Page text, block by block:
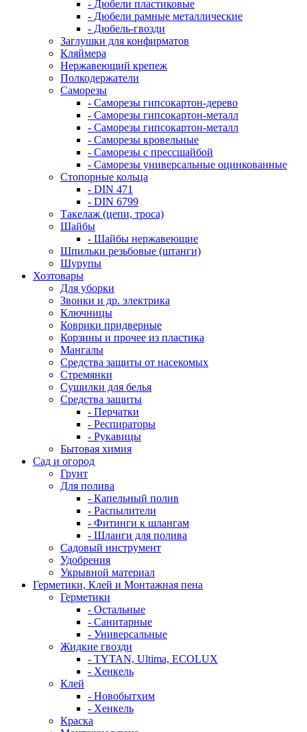
- Дюбели пластиковые
- Дюбели рамные металлические
- Дюбель-гвозди
Заглушки для конфирматов
Кляймера
Нержавеющий крепеж
Полкодержатели
Саморезы
- Саморезы гипсокартон-дерево
- Саморезы гипсокартон-металл
- Саморезы гипсокартон-металл
- Саморезы кровельные
- Саморезы с прессшайбой
- Саморезы универсальные оцинкованные
Стопорные кольца
- DIN 471
- DIN 6799
Такелаж (цепи, троса)
Шайбы
- Шайбы нержавеющие
Шпильки резьбовые (штанги)
Шурупы
Хозтовары
Для уборки
Звонки и др. электрика
Ключницы
Коврики придверные
Корзины и прочее из пластика
Мангалы
Средства защиты от насекомых
Стремянки
Сушилки для белья
Средства защиты
- Перчатки
- Респираторы
- Рукавицы
Бытовая химия
Сад и огород
Грунт
Для полива
- Капельный полив
- Распылители
- Фитинги к шлангам
- Шланги для полива
Садовый инструмент
Удобрения
Укрывной материал
Герметики, Клей и Монтажная пена
Герметики
- Остальные
- Санитарные
- Универсальные
Жидкие гвозди
- TYTAN, Ultima, ECOLUX
- Хенкель
Клей
- Новобытхим
- Хенкель
Краска